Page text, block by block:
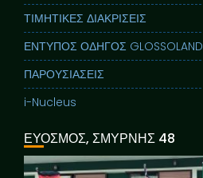
ΤΙΜΗΤΙΚΕΣ ΔΙΑΚΡΙΣΕΙΣ
ΕΝΤΥΠΟΣ ΟΔΗΓΟΣ GLOSSOLAND
ΠΑΡΟΥΣΙΑΣΕΙΣ
i-Nucleus
ΕΥΟΣΜΟΣ, ΣΜΥΡΝΗΣ 48